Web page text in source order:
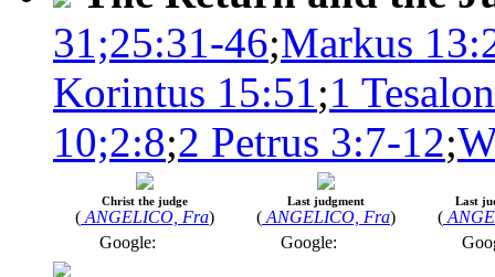
31;25:31-46;Markus
Korintus 15:51;1
10;2:8;2 Petrus 3:7-12;
Christ the judge
( ANGELICO, Fra)
Google:
Last judgment
( ANGELICO, Fra)
Google:
Last
(